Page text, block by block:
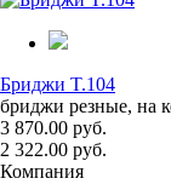
Бриджи T.104
бриджи резные, на
3 870.00 руб.
2 322.00 руб.
Компания